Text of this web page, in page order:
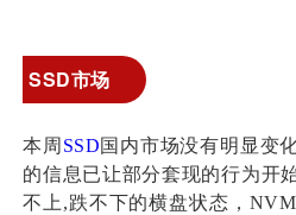
SSD市场
本周 SSD国内市场没有明显变
的信息已让部分套现的行为开
不上,跌不下的横盘状态，